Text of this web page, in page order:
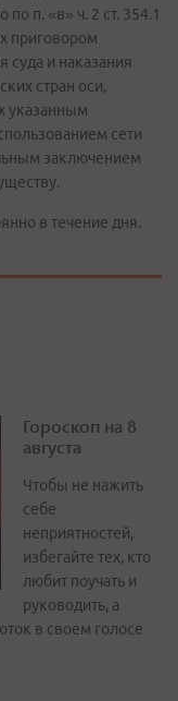
по п. «в» ч. 2 ст. 354.1
приговором
суда и наказания
стран оси,
указанным
сети
заключением
в течение дня.
Гороскоп на 8
августа
Чтобы не нажить
себе
неприятностей,
избегайте тех, кто
любит поучать и
руководить, а
в своем голосе